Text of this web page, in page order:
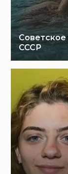
Советское
СССР